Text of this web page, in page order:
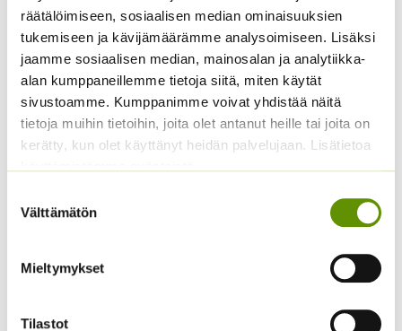
räätälöimiseen, sosiaalisen median ominaisuuksien
tukemiseen ja kävijämäärämme analysoimiseen. Lisäksi
jaamme sosiaalisen median, mainosalan ja analytiikka-
alan kumppaneillemme tietoja siitä, miten käytät
sivustoamme. Kumppanimme voivat yhdistää näitä
tietoja muihin tietoihin, joita olet antanut heille tai joita on
kerätty, kun olet käyttänyt heidän palvelujaan. Lisätietoa
valinta
Välttämätön
Mieltymykset
Tilastot
Aitoelämänlanka
Presto sekoitus
2,70€ Sisältää arvonlisäveron
Kiinanasteri Matador
3,80 € Sisältää arvonlisäveron